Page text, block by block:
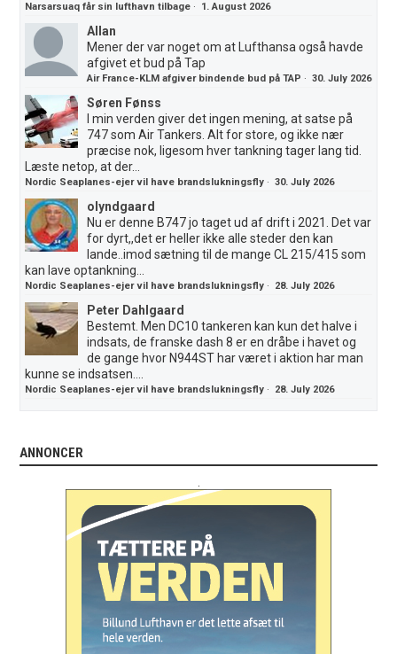
Narsarsuaq får sin lufthavn tilbage · 1. August 2026
Allan
Mener der var noget om at Lufthansa også havde
afgivet et bud på Tap
Air France-KLM afgiver bindende bud på TAP ·30. July 2026
Søren Fønss
I min verden giver det ingen mening, at satse på
747 som Air Tankers. Alt for store, og ikke nær
præcise nok, ligesom hver tankning tager lang tid.
Læste netop, at der...
Nordic Seaplanes-ejer vil have brandslukningsfly ·30. July 2026
olyndgaard
Nu er denne B747 jo taget ud af drift i 2021. Det var
for dyrt,,det er heller ikke alle steder den kan
lande..imod sætning til de mange CL 215/415 som
kan lave optankning...
Nordic Seaplanes-ejer vil have brandslukningsfly · 28. July 2026
Peter Dahlgaard
Bestemt. Men DC10 tankeren kan kun det halve i
indsats, de franske dash 8 er en dråbe i havet og
de gange hvor N944ST har været i aktion har man
kunne se indsatsen....
Nordic Seaplanes-ejer vil have brandslukningsfly · 28. July 2026
ANNONCER
.